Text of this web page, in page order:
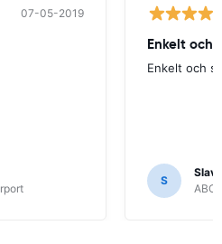
07-05-2019
Enkelt och
Enkelt och
S
ABC